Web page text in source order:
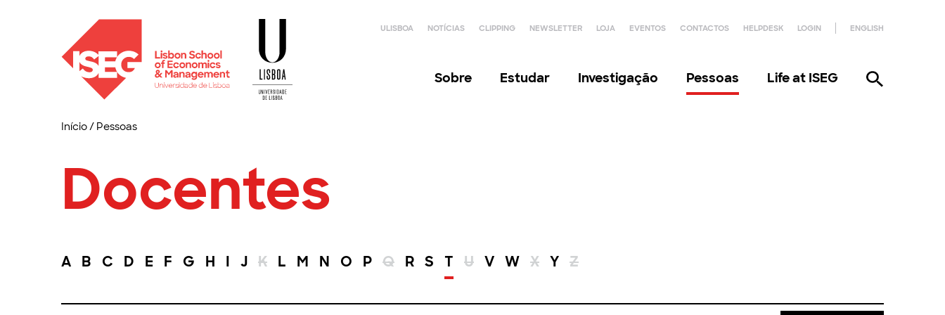
ULISBOA NOTÍCIAS CLIPPING NEWSLETTER LOJA EVENTOS CONTACTOS HELPDESK LOGIN ENGLISH
Sobre Estudar Investigação Pessoas Life at ISEG
Início/ Pessoas
Docentes
A B C D E F G H I J K L M N O P Q R S T U V W X Y Z